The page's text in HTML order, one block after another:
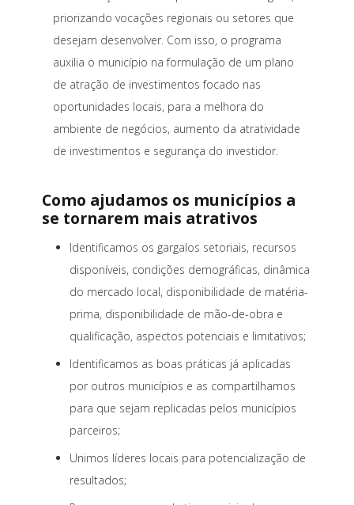
priorizando vocações regionais ou setores que
desejam desenvolver. Com isso, o programa
auxilia o município na formulação de um plano
de atração de investimentos focado nas
oportunidades locais, para a melhora do
ambiente de negócios, aumento da atratividade
de investimentos e segurança do investidor.
Como ajudamos os municípios a
se tornarem mais atrativos
Identificamos os gargalos setoriais, recursos
disponíveis, condições demográficas, dinâmica
do mercado local, disponibilidade de matéria-
prima, disponibilidade de mão-de-obra e
qualificação, aspectos potenciais e limitativos;
Identificamos as boas práticas já aplicadas
por outros municípios e as compartilhamos
para que sejam replicadas pelos municípios
parceiros;
Unimos líderes locais para potencialização de
resultados;